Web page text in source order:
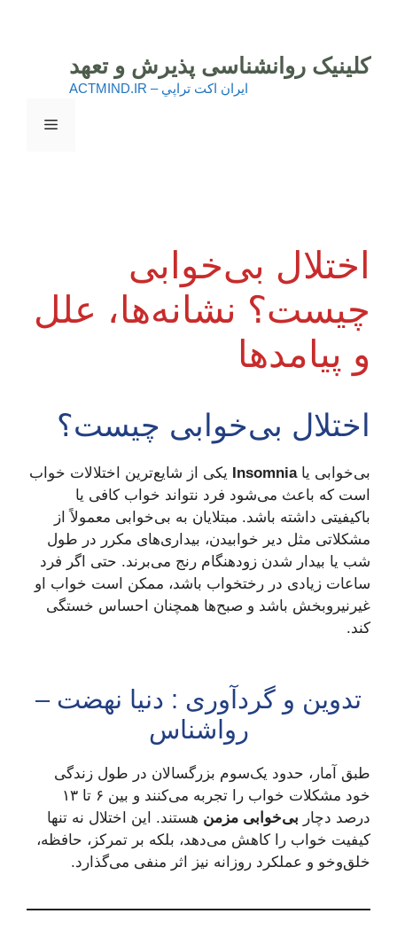
محتواکلینیک روانشناسی پذیرش و تعهد
ايران اكت تراپي – ACTMIND.IR
فهرست
اختلال بی‌خوابی
چیست؟ نشانه‌ها، علل
و پیامدها
اختلال بی‌خوابی چیست؟
بی‌خوابی یاInsomnia یکی از شایع‌ترین اختلالات خواب
است که باعث می‌شود فرد نتواند خواب کافی یا
باکیفیتی داشته باشد. مبتلایان به بی‌خوابی معمولاً از
مشکلاتی مثل دیر خوابیدن، بیداری‌های مکرر در طول
شب یا بیدار شدن زودهنگام رنج می‌برند. حتی اگر فرد
ساعات زیادی در رختخواب باشد، ممکن است خواب او
غیرنیروبخش باشد و صبح‌ها همچنان احساس خستگی
کند.
تدوین و گردآوری : دنیا نهضت –
رواشناس
طبق آمار، حدود یک‌سوم بزرگسالان در طول زندگی
خود مشکلات خواب را تجربه می‌کنند و بین ۶ تا ۱۳
درصد دچار بی‌خوابی مزمن هستند. این اختلال نه تنها
کیفیت خواب را کاهش می‌دهد، بلکه بر تمرکز، حافظه،
خلق‌وخو و عملکرد روزانه نیز اثر منفی می‌گذارد.